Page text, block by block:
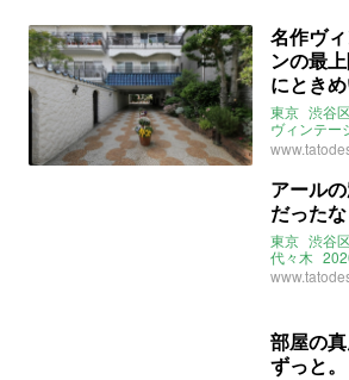
名作ヴ
ンの最
にときめ
東京 渋谷区
ヴィンテー
ルーフバル
アール
だったな
東京 渋谷区
代々木
部屋の
ずっと。